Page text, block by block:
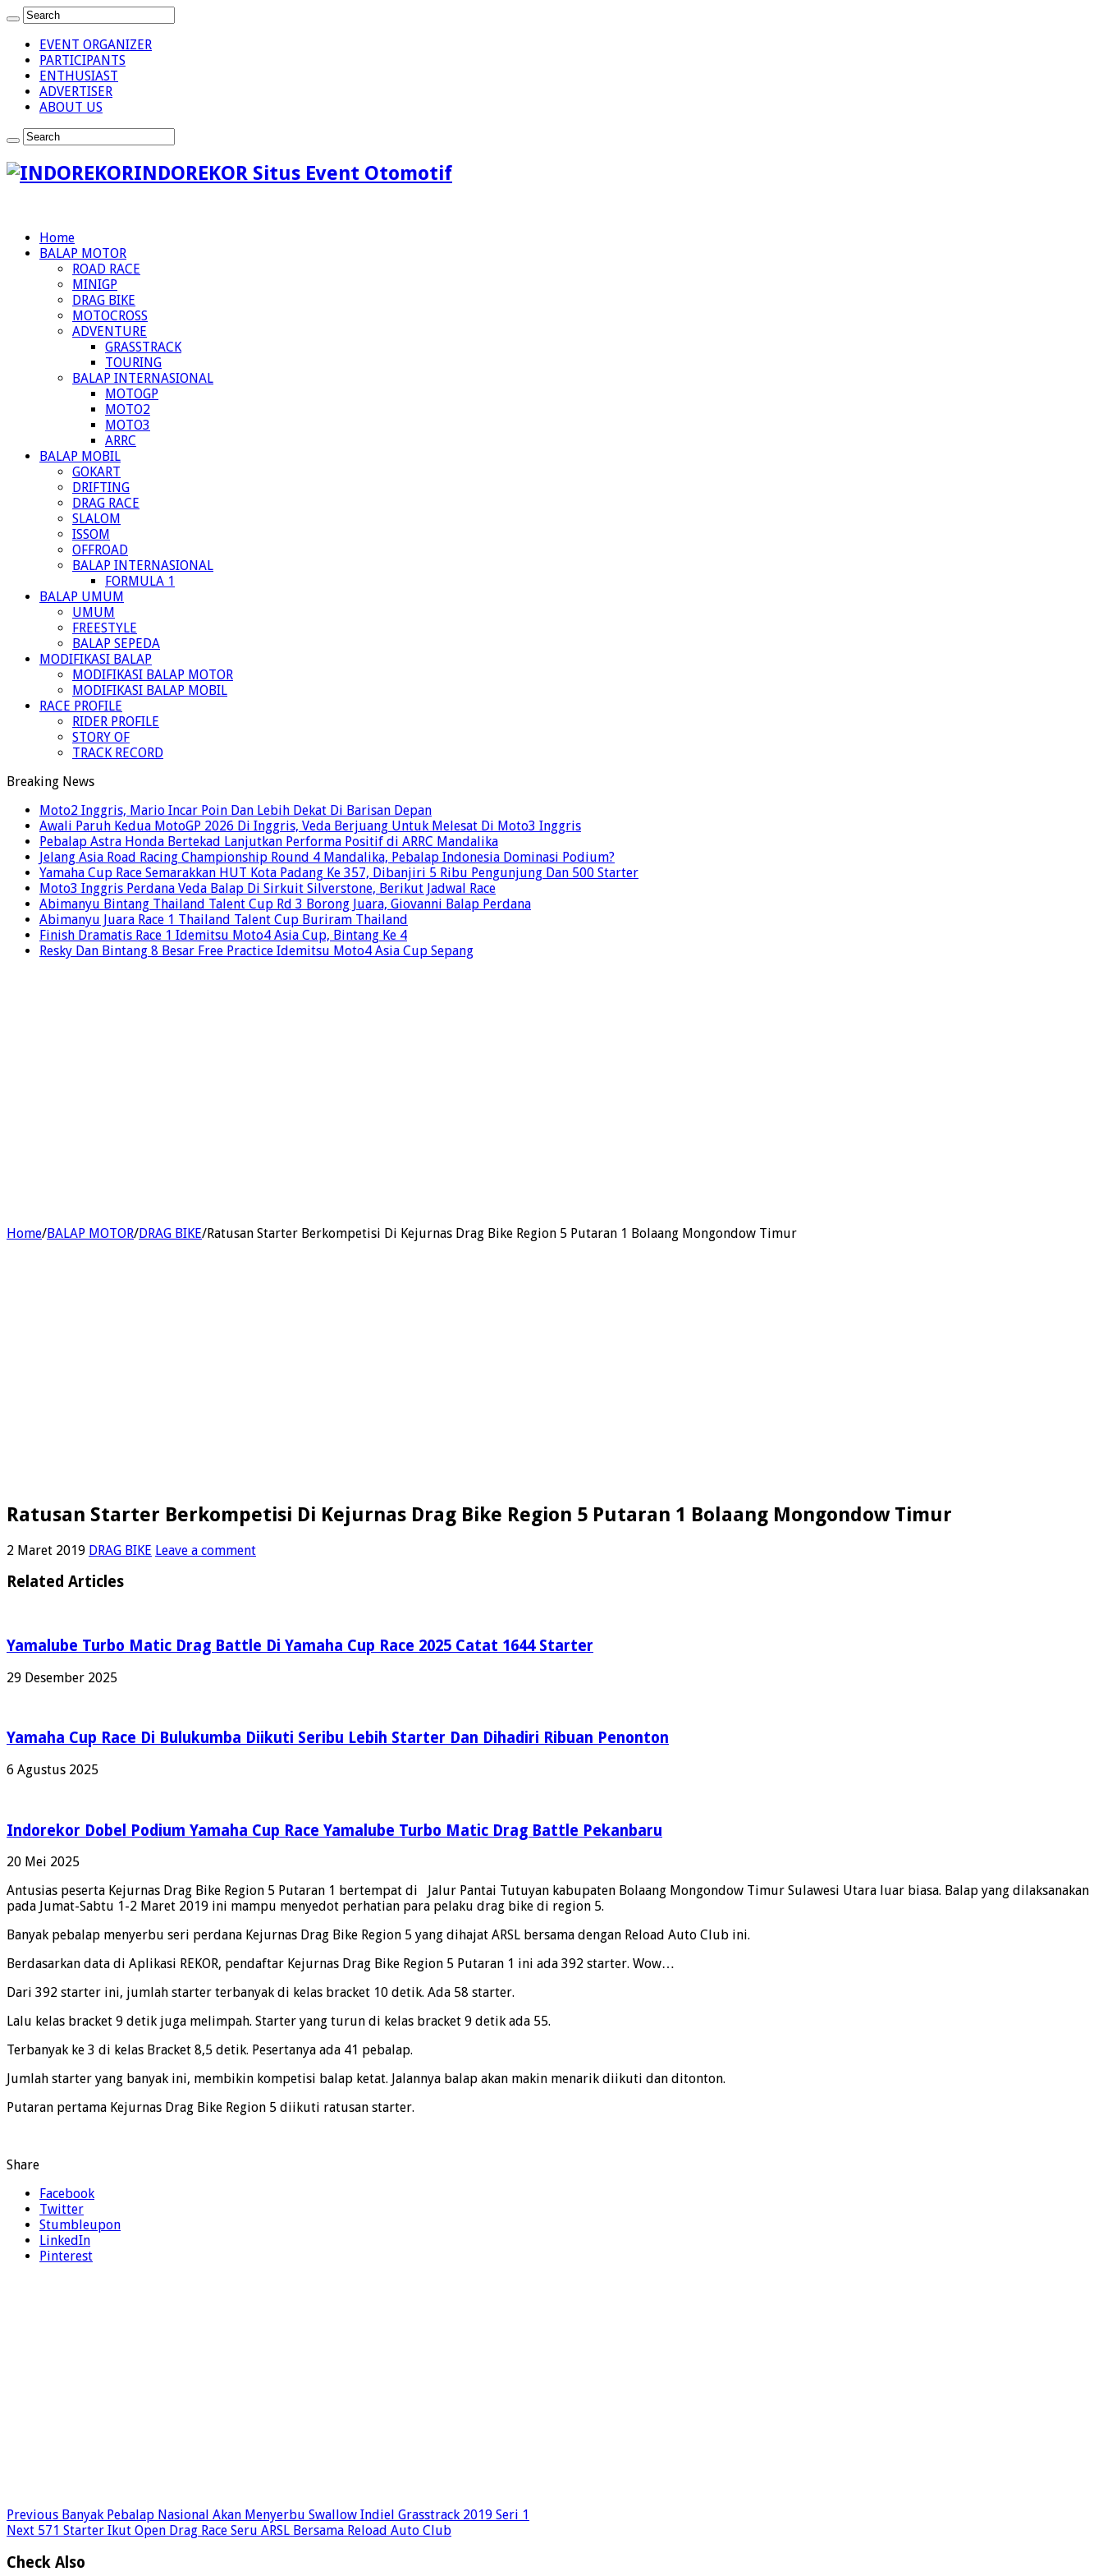
EVENT ORGANIZER
PARTICIPANTS
ENTHUSIAST
ADVERTISER
ABOUT US
INDOREKOR Situs Event Otomotif
Home
BALAP MOTOR
ROAD RACE
MINIGP
DRAG BIKE
MOTOCROSS
ADVENTURE
GRASSTRACK
TOURING
BALAP INTERNASIONAL
MOTOGP
MOTO2
MOTO3
ARRC
BALAP MOBIL
GOKART
DRIFTING
DRAG RACE
SLALOM
ISSOM
OFFROAD
BALAP INTERNASIONAL
FORMULA 1
BALAP UMUM
UMUM
FREESTYLE
BALAP SEPEDA
MODIFIKASI BALAP
MODIFIKASI BALAP MOTOR
MODIFIKASI BALAP MOBIL
RACE PROFILE
RIDER PROFILE
STORY OF
TRACK RECORD
Breaking News
Moto2 Inggris, Mario Incar Poin Dan Lebih Dekat Di Barisan Depan
Awali Paruh Kedua MotoGP 2026 Di Inggris, Veda Berjuang Untuk Melesat Di Moto3 Inggris
Pebalap Astra Honda Bertekad Lanjutkan Performa Positif di ARRC Mandalika
Jelang Asia Road Racing Championship Round 4 Mandalika, Pebalap Indonesia Dominasi Podium?
Yamaha Cup Race Semarakkan HUT Kota Padang Ke 357, Dibanjiri 5 Ribu Pengunjung Dan 500 Starter
Moto3 Inggris Perdana Veda Balap Di Sirkuit Silverstone, Berikut Jadwal Race
Abimanyu Bintang Thailand Talent Cup Rd 3 Borong Juara, Giovanni Balap Perdana
Abimanyu Juara Race 1 Thailand Talent Cup Buriram Thailand
Finish Dramatis Race 1 Idemitsu Moto4 Asia Cup, Bintang Ke 4
Resky Dan Bintang 8 Besar Free Practice Idemitsu Moto4 Asia Cup Sepang
Home/BALAP MOTOR/DRAG BIKE/Ratusan Starter Berkompetisi Di Kejurnas Drag Bike Region 5 Putaran 1 Bolaang Mongondow Timur
Ratusan Starter Berkompetisi Di Kejurnas Drag Bike Region 5 Putaran 1 Bolaang Mongondow Timur
2 Maret 2019 DRAG BIKE Leave a comment
Related Articles
Yamalube Turbo Matic Drag Battle Di Yamaha Cup Race 2025 Catat 1644 Starter
29 Desember 2025
Yamaha Cup Race Di Bulukumba Diikuti Seribu Lebih Starter Dan Dihadiri Ribuan Penonton
6 Agustus 2025
Indorekor Dobel Podium Yamaha Cup Race Yamalube Turbo Matic Drag Battle Pekanbaru
20 Mei 2025
Antusias peserta Kejurnas Drag Bike Region 5 Putaran 1 bertempat di Jalur Pantai Tutuyan kabupaten Bolaang Mongondow Timur Sulawesi Utara luar biasa. Balap yang dilaksanakan
pada Jumat-Sabtu 1-2 Maret 2019 ini mampu menyedot perhatian para pelaku drag bike di region 5.
Banyak pebalap menyerbu seri perdana Kejurnas Drag Bike Region 5 yang dihajat ARSL bersama dengan Reload Auto Club ini.
Berdasarkan data di Aplikasi REKOR, pendaftar Kejurnas Drag Bike Region 5 Putaran 1 ini ada 392 starter. Wow…
Dari 392 starter ini, jumlah starter terbanyak di kelas bracket 10 detik. Ada 58 starter.
Lalu kelas bracket 9 detik juga melimpah. Starter yang turun di kelas bracket 9 detik ada 55.
Terbanyak ke 3 di kelas Bracket 8,5 detik. Pesertanya ada 41 pebalap.
Jumlah starter yang banyak ini, membikin kompetisi balap ketat. Jalannya balap akan makin menarik diikuti dan ditonton.
Putaran pertama Kejurnas Drag Bike Region 5 diikuti ratusan starter.
Share
Facebook
Twitter
Stumbleupon
LinkedIn
Pinterest
Previous Banyak Pebalap Nasional Akan Menyerbu Swallow Indiel Grasstrack 2019 Seri 1
Next 571 Starter Ikut Open Drag Race Seru ARSL Bersama Reload Auto Club
Check Also